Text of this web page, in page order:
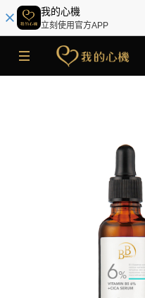
我的心機
立刻使用官方APP